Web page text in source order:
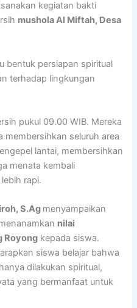
kegiatan bakti
mushola Al Miftah, Desa
bentuk persiapan spiritual
terhadap lingkungan
pukul 09.00 WIB. Mereka
membersihkan seluruh area
lantai, membersihkan
menata kembali
rapi.
S.Ag menyampaikan
nilai
Royong kepada siswa.
siswa belajar bahwa
dilakukan spiritual,
yang bermanfaat untuk